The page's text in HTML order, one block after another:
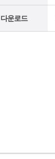
다운로드